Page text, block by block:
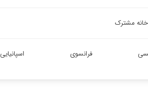
مشترک
فرانسوی اسپانیایی